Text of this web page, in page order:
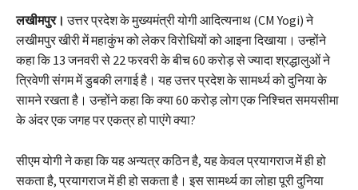
लखीमपुर। उत्तर प्रदेश के मुख्यमंत्री योगी आदित्यनाथ (CM Yogi) ने
लखीमपुर खीरी में महाकुंभ को लेकर विरोधियों को आइना दिखाया। उन्होंने
कहा कि 13 जनवरी से 22 फरवरी के बीच 60 करोड़ से ज्यादा श्रद्धालुओं ने
त्रिवेणी संगम में डुबकी लगाई है। यह उत्तर प्रदेश के सामर्थ्य को दुनिया के
सामने रखता है। उन्होंने कहा कि क्या 60 करोड़ लोग एक निश्चित समयसीमा
के अंदर एक जगह पर एकत्र हो पाएंगे क्या?
सीएम योगी ने कहा कि यह अन्यत्र कठिन है, यह केवल प्रयागराज में ही हो
सकता है, प्रयागराज में ही हो सकता है। इस सामर्थ्य का लोहा पूरी दुनिया